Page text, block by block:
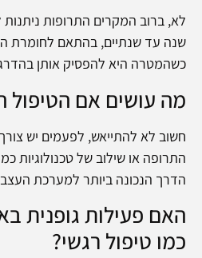
לא, ברוב המקרים התרופות
שנה עד שנתיים, בהתאם לחומרת
כשהמטרה היא להפסיק אותן
מה עושים אם הטיפול
חשוב לא להתייאש, לפעמים יש צורך
הדרך הנכונה ביותר למערכת
האם פעילות גופנית
כמו טיפול רגשי?